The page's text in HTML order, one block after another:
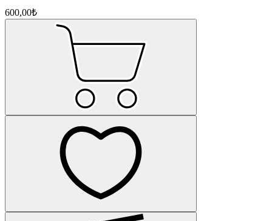
600,00₺